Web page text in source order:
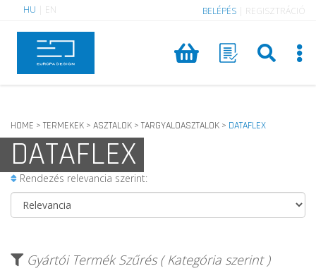
HU EN BELÉPÉS REGISZTRÁCIÓ
HOME > TERMEKEK > ASZTALOK > TARGYALOASZTALOK > DATAFLEX
DATAFLEX
Rendezés relevancia szerint:
Gyártói Termék Szűrés ( Kategória szerint )